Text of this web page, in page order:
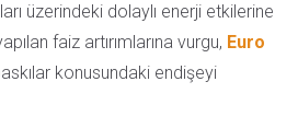
üzerindeki dolaylı enerji etkilerine
faiz artırımlarına vurgu, Euro
konusundaki endişeyi